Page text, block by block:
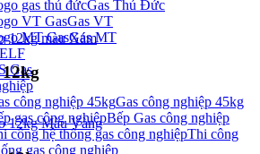
Gas Thủ Đức
Gas VT
Gas MT
Gas
Gas công nghiệp 45kg
Bếp Gas công nghiệp
Thi công
gas công nghiệp